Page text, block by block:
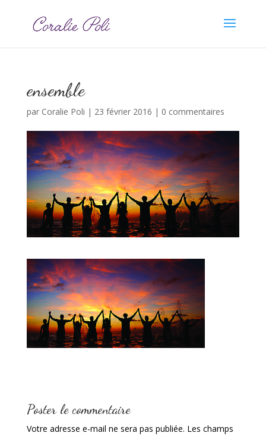
ensemble
par Coralie Poli | 23 février 2016 | 0 commentaires
Poster le commentaire
Votre adresse e-mail ne sera pas publiée. Les champs